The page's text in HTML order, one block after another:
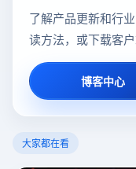
了解产品更新和行
读方法，或下载客
博客中心
大家都在看